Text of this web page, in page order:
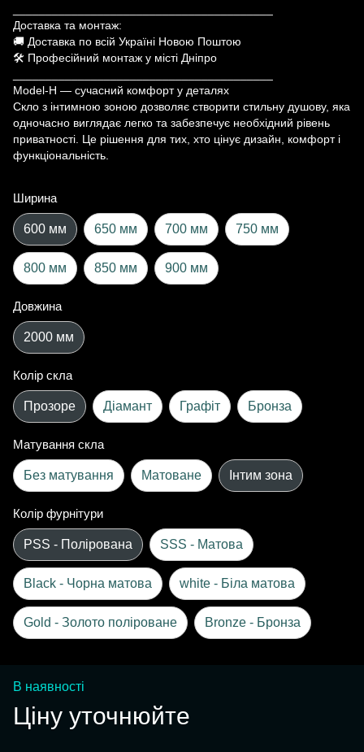
Доставка та монтаж:
🚚 Доставка по всій Україні Новою Поштою
🛠 Професійний монтаж у місті Дніпро
Model-H — сучасний комфорт у деталях
Скло з інтимною зоною дозволяє створити стильну душову, яка
одночасно виглядає легко та забезпечує необхідний рівень
приватності. Це рішення для тих, хто цінує дизайн, комфорт і
функціональність.
Ширина
600 мм 650 мм 700 мм 750 мм
800 мм 850 мм 900 мм
Довжина
2000 мм
Колір скла
Прозоре Діамант Графіт Бронза
Матування скла
Без матування Матоване Інтим зона
Колір фурнітури
PSS - Полірована SSS - Матова
Black - Чорна матова white - Біла матова
Gold - Золото поліроване Bronze - Бронза
В наявності
Ціну уточнюйте